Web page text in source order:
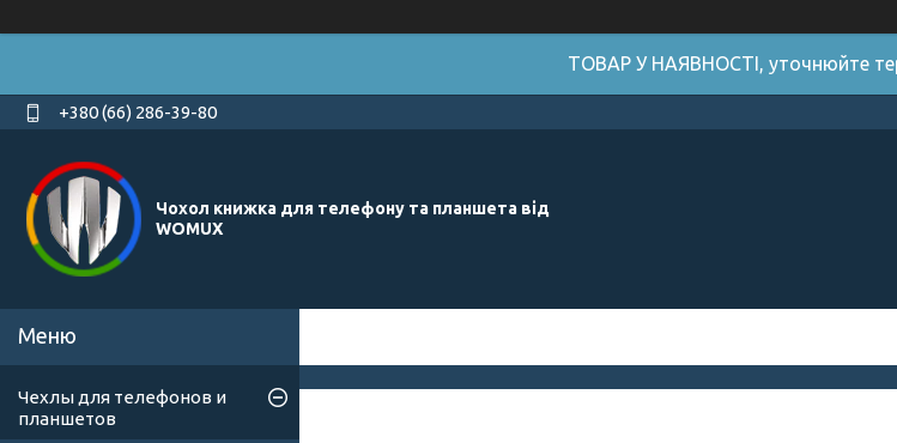
ТОВАР У НАЯВНОСТІ, уточнюйте
+380 (66) 286-39-80
Чохол книжка для телефону та планшета від
WOMUX
Чехлы для телефонов и
планшетов